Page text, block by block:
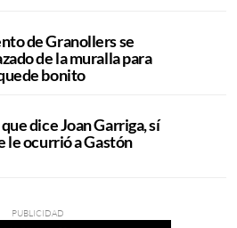
de Granollers se
de la muralla para
bonito
dice Joan Garriga, sí
le ocurrió a Gastón